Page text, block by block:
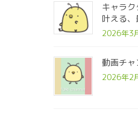
キャラ
叶える、
2026年3
動画チャ
2026年2